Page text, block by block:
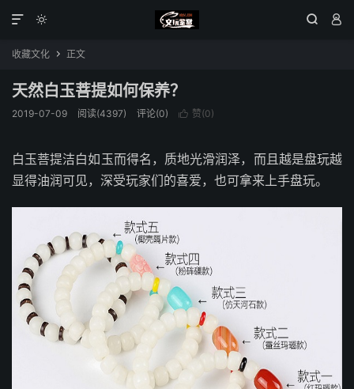
  

收藏文化  正文
天然白玉菩提如何保养？
2019-07-09 阅读(4397) 评论(0)  赞(0)
白玉菩提洁白如玉而得名，质地光滑润泽，而且越是盘玩越
显得油润可见，深受玩家们的喜爱，也可拿来上手盘玩。